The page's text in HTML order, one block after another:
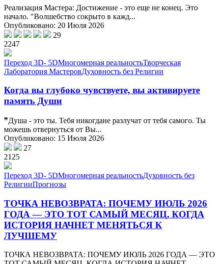
Реализация Мастера: Достижение - это еще не конец. Это
начало. "Волшебство сокрыто в кажд...
Опубликовано: 20 Июля 2026
29
2247
Переход 3D- 5DМногомерная реальностьТворческая
Лаборатория МастеровДуховность без Религии
Когда вы глубоко чувствуете, вы активируете
память Души
❞Душа - это ты. Тебя никогдане разлучат от тебя самого. Ты
можешь отвернуться от Вы...
Опубликовано: 15 Июля 2026
27
2125
Переход 3D- 5DМногомерная реальностьДуховность без
РелигииПрогнозы
ТОЧКА НЕВОЗВРАТА: ПОЧЕМУ ИЮЛЬ 2026
ГОДА — ЭТО ТОТ САМЫЙ МЕСЯЦ, КОГДА
ИСТОРИЯ НАЧНЕТ МЕНЯТЬСЯ К
ЛУЧШЕМУ
ТОЧКА НЕВОЗВРАТА: ПОЧЕМУ ИЮЛЬ 2026 ГОДА — ЭТО